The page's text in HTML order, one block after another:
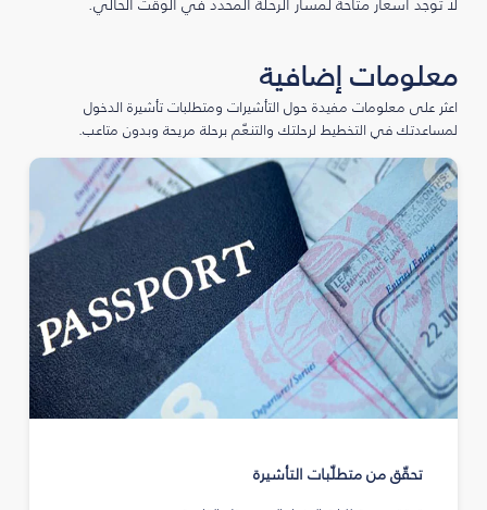
لا توجد أسعار متاحة لمسار الرحلة المحدد في الوقت الحالي.
معلومات إضافية
اعثر على معلومات مفيدة حول التأشيرات ومتطلبات تأشيرة الدخول
لمساعدتك في التخطيط لرحلتك والتنعّم برحلة مريحة وبدون متاعب.
تحقّق من متطلّبات التأشيرة